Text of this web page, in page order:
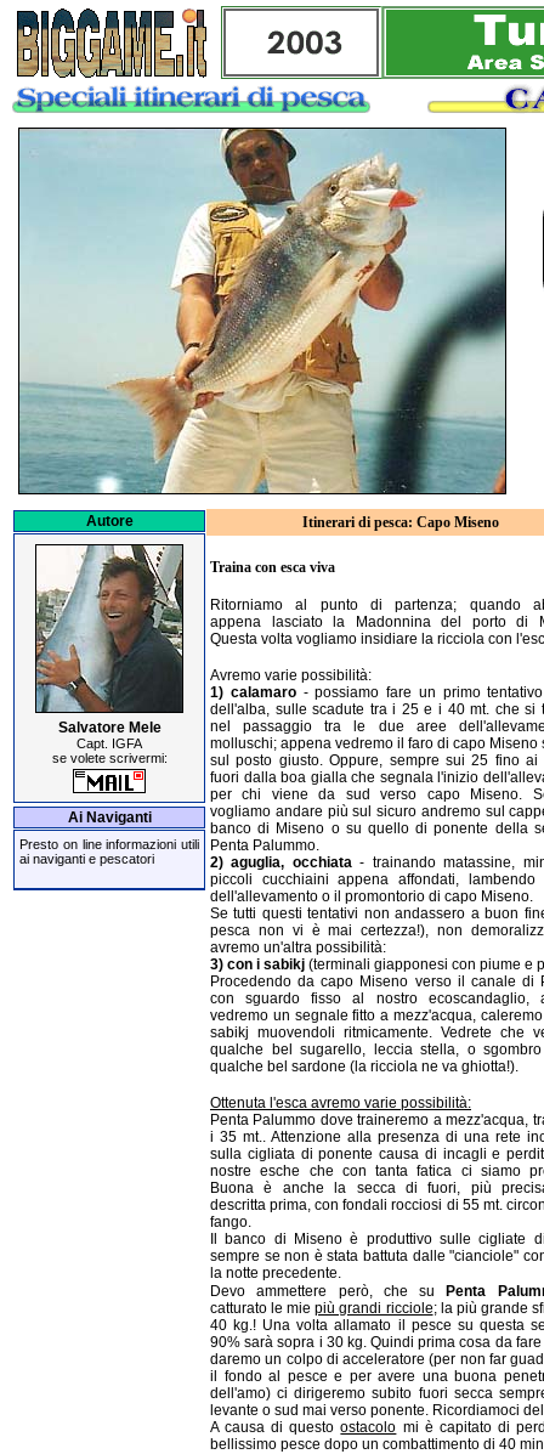
Autore
Salvatore Mele
Capt. IGFA
se volete scrivermi:
Ai Naviganti
Presto on line informazioni utili
ai naviganti e pescatori
Itinerari di pesca: Capo Miseno
Traina con esca viva
Ritorniamo al punto di partenza; quando
appena lasciato la Madonnina del porto di
Questa volta vogliamo insidiare la ricciola con
Avremo varie possibilità:
1) calamaro- possiamo fare un primo
dell'alba, sulle scadute tra i 25 e i 40 mt. che si
nel passaggio tra le due aree
molluschi; appena vedremo il faro di capo Miseno
sul posto giusto. Oppure, sempre sui 25 fino ai
fuori dalla boa gialla che segnala l'inizio
per chi viene da sud verso capo Miseno.
vogliamo andare più sul sicuro andremo sul
banco di Miseno o su quello di ponente della
Penta Palummo.
2) aguglia, occhiata- trainando matassine,
piccoli cucchiaini appena affondati,
dell'allevamento o il promontorio di capo Miseno.
Se tutti questi tentativi non andassero a buon
pesca non vi è mai certezza!), non
avremo un'altra possibilità:
3) con i sabikj (terminali giapponesi con piume e
Procedendo da capo Miseno verso il canale di
con sguardo fisso al nostro ecoscandaglio,
vedremo un segnale fitto a mezz'acqua,
sabikj muovendoli ritmicamente. Vedrete che
qualche bel sugarello, leccia stella, o
qualche bel sardone (la ricciola ne va ghiotta!).
Ottenuta l'esca avremo varie possibilità:
Penta Palummo dove traineremo a mezz'acqua,
i 35 mt.. Attenzione alla presenza di una rete
sulla cigliata di ponente causa di incagli e
nostre esche che con tanta fatica ci siamo
Buona è anche la secca di fuori, più
descritta prima, con fondali rocciosi di 55 mt.
fango.
Il banco di Miseno è produttivo sulle cigliate
sempre se non è stata battuta dalle "cianciole"
la notte precedente.
Devo ammettere però, che su
Penta
catturato le miepiù grandi ricciole; la più grande
40 kg.! Una volta allamato il pesce su questa
90% sarà sopra i 30 kg. Quindi prima cosa da
daremo un colpo di acceleratore (per non far
il fondo al pesce e per avere una buona
dell'amo) ci dirigeremo subito fuori secca
levante o sud mai verso ponente. Ricordiamoci
A causa di questoostacolo mi è capitato di
bellissimo pesce dopo un combattimento di 40